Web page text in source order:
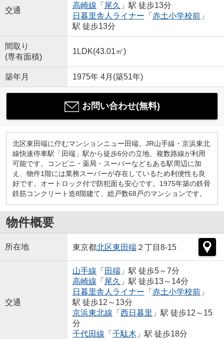
交通
高崎線 「 尾久 」駅 徒歩13分
日暮里舎人ライナー 「 赤土小学校前」
駅 徒歩13分
間取り
(専有面積)
1LDK(43.01㎡)
築年月 1975年 4月(築51年)
お問い合わせ(無料)
北区東田端に佇むマンションニュー田端。JR山手線・京浜東北
線快速停車駅「田端」駅から徒歩6分の立地、複数路線が利用
可能です。コンビニ・薬局・スーパーなどもある駅周辺に加
え、物件1階には業務スーパーが存在しているため利便性も良
好です。オートロック付で防犯面も安心です。1975年築の鉄骨
鉄筋コンクリート造8階建て、総戸数68戸のマンションです。
物件概要
所在地 東京都北区東田端２丁目8-15
交通
山手線 「 田端」駅 徒歩5～7分
高崎線 「 尾久 」駅 徒歩13～14分
日暮里舎人ライナー 「 赤土小学校前」
駅 徒歩12～13分
京浜東北線 「 西日暮里 」駅 徒歩12～15
分
千代田線 「 千駄木 」駅 徒歩18分